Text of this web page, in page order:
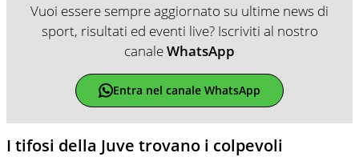
Vuoi essere sempre aggiornato su ultime news di
sport, risultati ed eventi live? Iscriviti al nostro
canaleWhatsApp
Entra nel canale WhatsApp
I tifosi della Juve trovano i colpevoli